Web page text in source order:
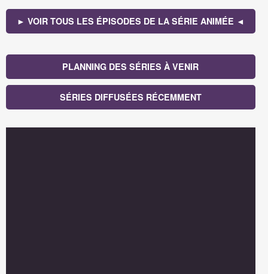
► VOIR TOUS LES ÉPISODES DE LA SÉRIE ANIMÉE ◄
PLANNING DES SÉRIES À VENIR
SÉRIES DIFFUSÉES RÉCEMMENT